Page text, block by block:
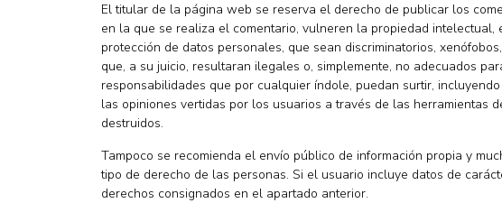
El titular de la página web se reserva el derecho de publicar los
en la que se realiza el comentario, vulneren la propiedad
protección de datos personales, que sean discriminatorios,
que, a su juicio, resultaran ilegales o, simplemente, no adecuados
responsabilidades que por cualquier índole, puedan surtir,
las opiniones vertidas por los usuarios a través de las herramientas
destruidos.
Tampoco se recomienda el envío público de información propia y
tipo de derecho de las personas. Si el usuario incluye datos de
derechos consignados en el apartado anterior.